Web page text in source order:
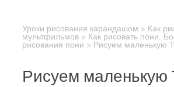
Уроки рисования карандашом > Как
мультфильмов > Как рисовать пони.
рисования пони > Рисуем маленькую
Рисуем маленькую